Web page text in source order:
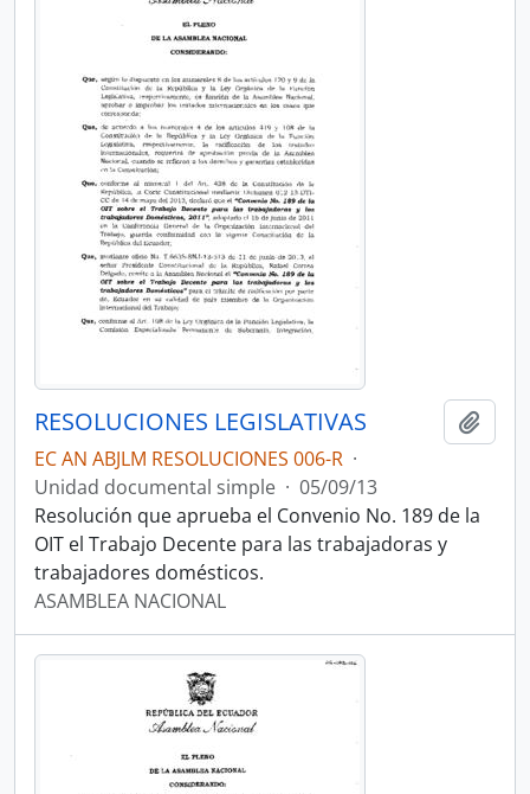
RESOLUCIONES LEGISLATIVAS
EC AN ABJLM RESOLUCIONES 006-R ·
Unidad documental simple · 05/09/13
Resolución que aprueba el Convenio No. 189 de la
OIT el Trabajo Decente para las trabajadoras y
trabajadores domésticos.
ASAMBLEA NACIONAL